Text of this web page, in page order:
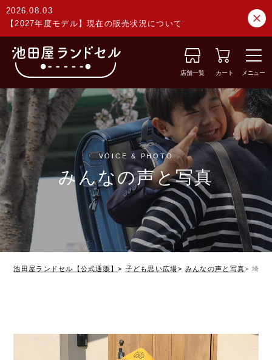
2026.08.03
【2027年度モデル】現在の販売状況について
店舗一覧 カート メニュー
VOICE & PHOTO
みんなの声と写真
池田屋ランドセル【公式通販】 子ども思い広場 みんなの声と写真 埼玉